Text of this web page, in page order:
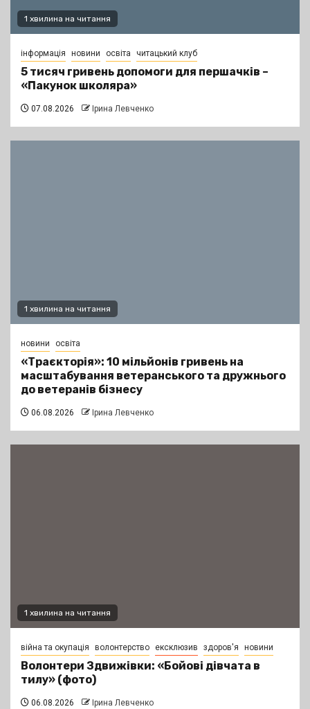
1 хвилина на читання
інформація новини освіта читацький клуб
5 тисяч гривень допомоги для першачків –
«Пакунок школяра»
07.08.2026 Ірина Левченко
1 хвилина на читання
новини освіта
«Траєкторія»: 10 мільйонів гривень на
масштабування ветеранського та дружнього
до ветеранів бізнесу
06.08.2026 Ірина Левченко
1 хвилина на читання
війна та окупація волонтерство ексклюзив здоров'я новини
Волонтери Здвижівки: «Бойові дівчата в
тилу» (фото)
06.08.2026 Ірина Левченко